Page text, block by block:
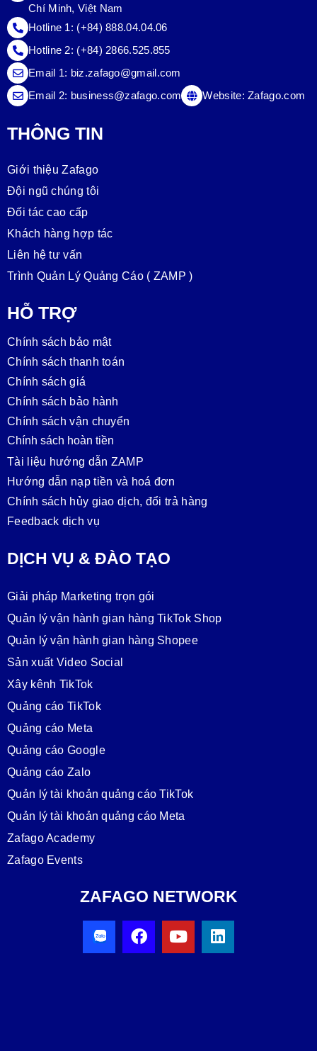
Chí Minh, Việt Nam
Hotline 1: (+84) 888.04.04.06
Hotline 2: (+84) 2866.525.855
Email 1: biz.zafago@gmail.com
Email 2: business@zafago.com Website:Zafago.com
THÔNG TIN
Giới thiệu Zafago
Đội ngũ chúng tôi
Đối tác cao cấp
Khách hàng hợp tác
Liên hệ tư vấn
Trình Quản Lý Quảng Cáo ( ZAMP )
HỖ TRỢ
Chính sách bảo mật
Chính sách thanh toán
Chính sách giá
Chính sách bảo hành
Chính sách vận chuyển
Chính sách hoàn tiền
Tài liệu hướng dẫn ZAMP
Hướng dẫn nạp tiền và hoá đơn
Chính sách hủy giao dịch, đổi trả hàng
Feedback dịch vụ
DỊCH VỤ & ĐÀO TẠO
Giải pháp Marketing trọn gói
Quản lý vận hành gian hàng TikTok Shop
Quản lý vận hành gian hàng Shopee
Sản xuất Video Social
Xây kênh TikTok
Quảng cáo TikTok
Quảng cáo Meta
Quảng cáo Google
Quảng cáo Zalo
Quản lý tài khoản quảng cáo TikTok
Quản lý tài khoản quảng cáo Meta
Zafago Academy
Zafago Events
ZAFAGO NETWORK